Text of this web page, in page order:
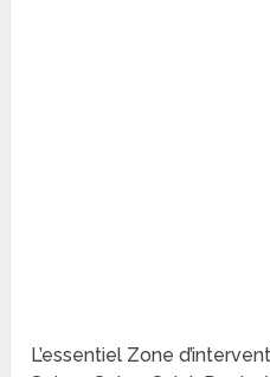
L’essentiel Zone